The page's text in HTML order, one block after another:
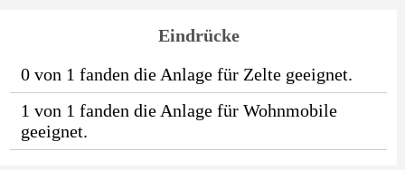
Eindrücke
0 von 1 fanden die Anlage für Zelte geeignet.
1 von 1 fanden die Anlage für Wohnmobile
geeignet.